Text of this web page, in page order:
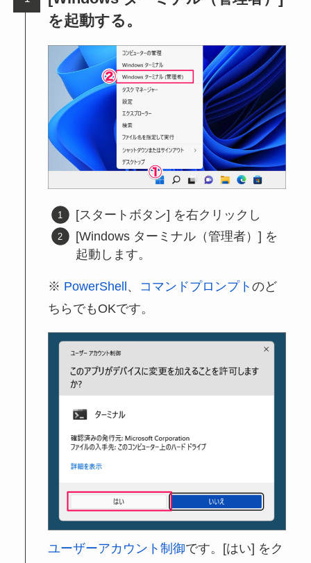
を起動する。
[スタートボタン] を右クリックし
[Windows ターミナル（管理者）] を
起動します。
PowerShell 、 コマンドプロンプトのど
ちらでもOKです。
ユーザーアカウント制御です。[はい] をク